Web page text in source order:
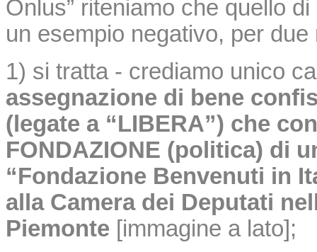
Onlus” riteniamo che quello
un esempio negativo, per
1) si tratta - crediamo unico
assegnazione di bene
(legate a “LIBERA”) che
FONDAZIONE (politica) di
“Fondazione Benvenuti in
alla Camera dei Deputati
Piemonte [immagine a lato] ;